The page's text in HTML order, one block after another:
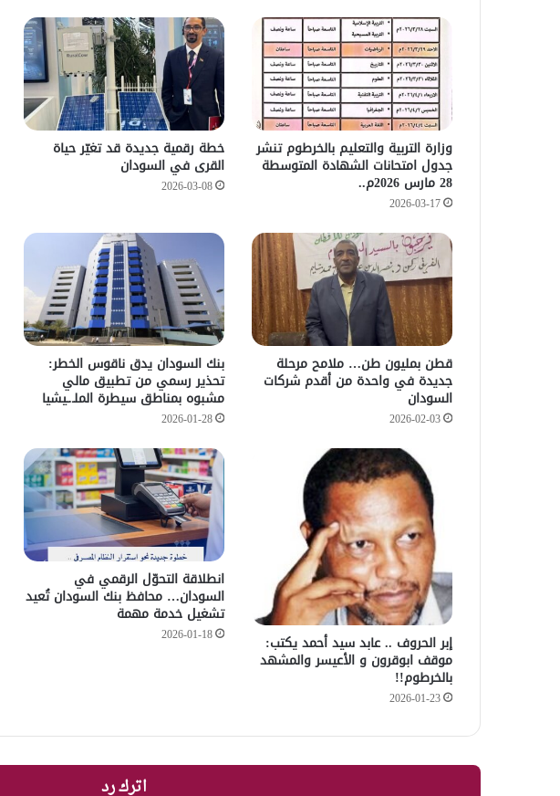
وزارة التربية والتعليم بالخرطوم تنشر
جدول امتحانات الشهادة المتوسطة
28 مارس 2026م..
2026-03-17
خطة رقمية جديدة قد تغيّر حياة
القرى في السودان
2026-03-08
قطن بمليون طن… ملامح مرحلة
جديدة في واحدة من أقدم شركات
السودان
2026-02-03
بنك السودان يدق ناقوس الخطر:
تحذير رسمي من تطبيق مالي
مشبوه بمناطق سيطرة الملـ.ـيشيا
2026-01-28
إبر الحروف .. عابد سيد أحمد يكتب:
موقف ابوقرون و الأعيسر والمشهد
بالخرطوم!!
2026-01-23
انطلاقة التحوّل الرقمي في
السودان… محافظ بنك السودان تُعيد
تشغيل خدمة مهمة
2026-01-18
اترك رد